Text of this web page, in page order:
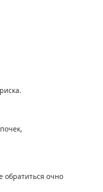
обратиться очно